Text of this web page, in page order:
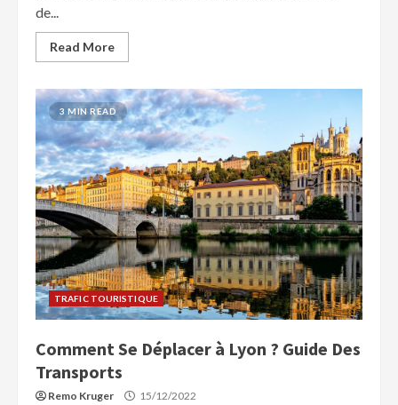
de...
Read More
3 MIN READ
TRAFIC TOURISTIQUE
Comment Se Déplacer à Lyon ? Guide Des
Transports
Remo Kruger 15/12/2022